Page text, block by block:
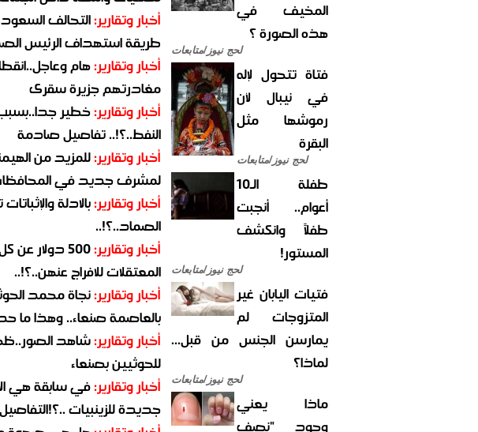
المخيف في
هذه الصورة ؟
لحج نيوز/متابعات
فتاة تتحول لإله
في نيبال لأن
رموشها مثل
البقرة
لحج نيوز/متابعات
طفلة الـ10
أعوام.. أنجبت
طفلاً وانكشف
المستور!
لحج نيوز/متابعات
فتيات اليابان غير
المتزوجات لم
يمارسن الجنس من قبل...
لماذا؟
لحج نيوز/متابعات
ماذا يعني
وجود "نصف
أخبار وتقارير:التحالف
طريقة استهداف الرئيس
أخبار وتقارير:هام
مغادرتهم جزيرة سقرى
أخبار وتقارير:خطير جدا..بسبب
النفط..؟!.. تفاصيل صادمة
أخبار وتقارير:للمزيد من
لمشرف جديد في
أخبار وتقارير:بالادلة
الصماد..؟!..
أخبار وتقارير:
500 دولار
المعتقلات للافراج عنهن..؟!..
أخبار وتقارير:نجاة محمد
بالعاصمة صنعاء.. وهذا
أخبار وتقارير:شاهد
للحوثيين بصنعاء
أخبار وتقارير:في سابقة هي
جديدة للزينبيات